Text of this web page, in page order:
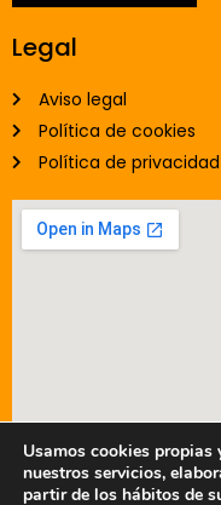
Legal
Aviso legal
Política de cookies
Política de privacidad
Usamos cookies propias
nuestros servicios,
partir de los hábitos de